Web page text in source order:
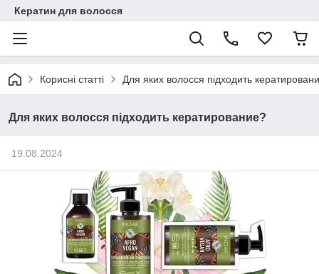
Кератин для волосся
Корисні статті Для яких волосся підходить
Для яких волосся підходить кератирование?
19.08.2024